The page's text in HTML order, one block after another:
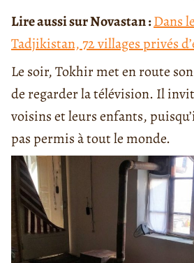
Lire aussi sur Novastan :Dans
Tadjikistan, 72 villages privés
Le soir, Tokhir met en route
de regarder la télévision. Il
voisins et leurs enfants,
pas permis à tout le monde.